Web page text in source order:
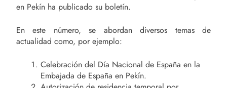
en Pekín ha publicado su boletín.
En este número, se abordan diversos temas de
actualidad como, por ejemplo:
Celebración del Día Nacional de España en la
Embajada de España en Pekín.